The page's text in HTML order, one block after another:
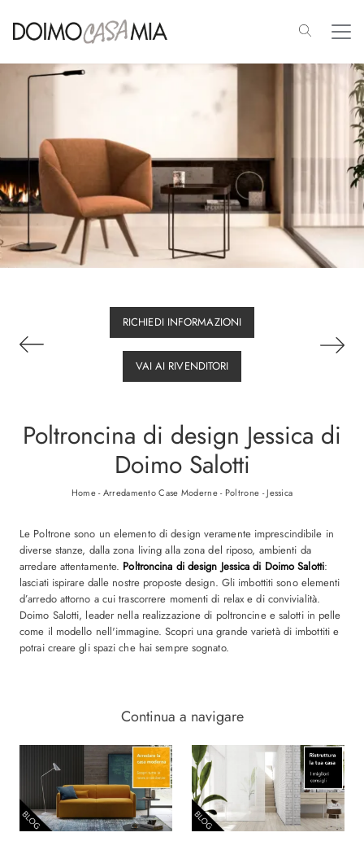
Le Poltrone sono un elemento di design veramente imprescindibile in
diverse stanze, dalla zona living alla zona del riposo, ambienti da
arredare attentamente. Poltroncina di design Jessica di Doimo Salotti:
lasciati ispirare dalle nostre proposte design. Gli imbottiti sono elementi
d’arredo attorno a cui trascorrere momenti di relax e di convivialità.
Doimo Salotti, leader nella realizzazione di poltroncine e salotti in pelle
come il modello nell'immagine. Scopri una grande varietà di imbottiti e
potrai creare gli spazi che hai sempre sognato.
RICHIEDI INFORMAZIONI
VAI AI RIVENDITORI
Poltroncina di design Jessica di
Doimo Salotti
Home-Arredamento Case Moderne- Poltrone -Jessica
Continua a navigare